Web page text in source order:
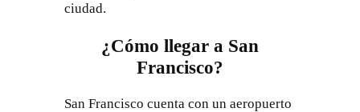
ciudad.
¿Cómo llegar a San
Francisco?
San Francisco cuenta con un aeropuerto